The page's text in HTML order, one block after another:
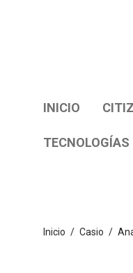
INICIO
TECNOLOGÍAS
Inicio / Casio /